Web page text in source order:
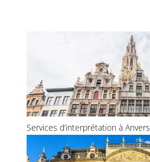
Services d’interprétation à Anvers